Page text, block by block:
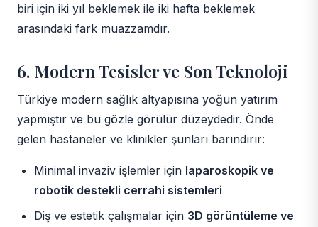
biri için iki yıl beklemek ile iki hafta beklemek
arasındaki fark muazzamdır.
6. Modern Tesisler ve Son Teknoloji
Türkiye modern sağlık altyapısına yoğun yatırım
yapmıştır ve bu gözle görülür düzeydedir. Önde
gelen hastaneler ve klinikler şunları barındırır:
Minimal invaziv işlemler için laparoskopik ve
robotik destekli cerrahi sistemleri
Diş ve estetik çalışmalar için 3D görüntüleme ve